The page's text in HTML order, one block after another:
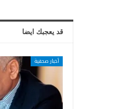
قد يعجبك ايضا
أخبار صحفية